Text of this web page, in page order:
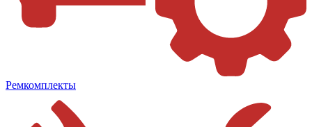
Ремкомплекты